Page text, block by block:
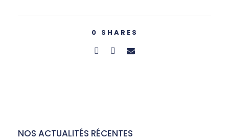
0 SHARES
NOS ACTUALITÉS RÉCENTES